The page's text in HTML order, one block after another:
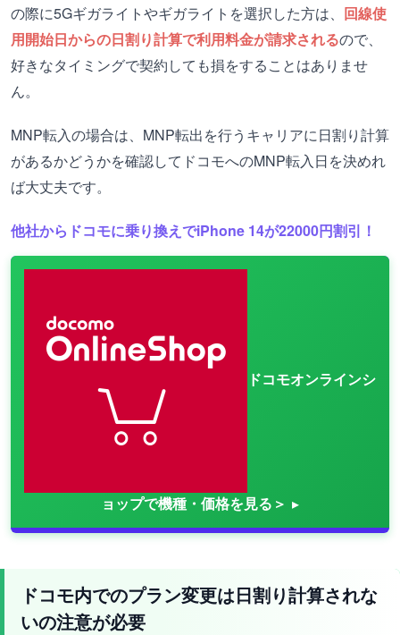
の際に5Gギガライトやギガライトを選択した方は、 回線使
用開始日からの日割り計算で利用料金が請求されるので、
好きなタイミングで契約しても損をすることはありませ
ん。
MNP転入の場合は、MNP転出を行うキャリアに日割り計算
があるかどうかを確認してドコモへのMNP転入日を決めれ
ば大丈夫です。
他社からドコモに乗り換えでiPhone 14が22000円割引！
ドコモオンラインシ
ョップで機種・価格を見る＞
ドコモ内でのプラン変更は日割り計算されな
いの注意が必要